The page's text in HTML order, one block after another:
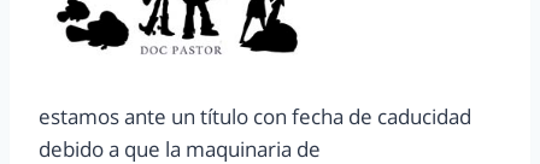
estamos ante un título con fecha de caducidad
debido a que la maquinaria de